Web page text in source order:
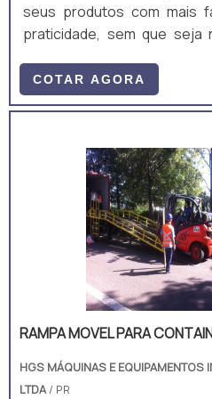
seus produtos com mais
praticidade, sem que seja
COTAR AGORA
RAMPA MOVEL PARA
HGS MÁQUINAS E EQUIPAMENTOS
LTDA/ PR